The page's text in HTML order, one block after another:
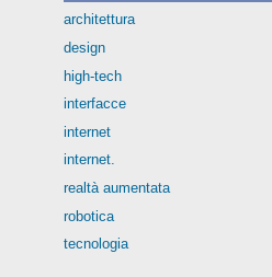
architettura
design
high-tech
interfacce
internet
internet.
realtà aumentata
robotica
tecnologia